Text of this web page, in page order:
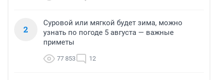
2
Суровой или мягкой будет зима, можно
узнать по погоде 5 августа — важные
приметы
77 853 12